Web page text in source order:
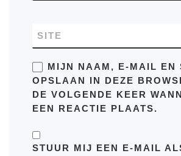
SITE
MIJN NAAM, E-MAIL EN
OPSLAAN IN DEZE
DE VOLGENDE KEER
EEN REACTIE PLAATS.
STUUR MIJ EEN E-MAIL